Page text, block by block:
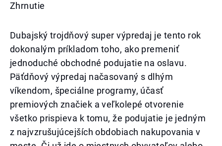
Zhrnutie
Dubajský trojdňový super výpredaj je tento rok
dokonalým príkladom toho, ako premeniť
jednoduché obchodné podujatie na oslavu.
Päťdňový výpredaj načasovaný s dlhým
víkendom, špeciálne programy, účasť
premiových značiek a veľkolepé otvorenie
všetko prispieva k tomu, že podujatie je jedným
z najvzrušujúcejších obdobiach nakupovania v